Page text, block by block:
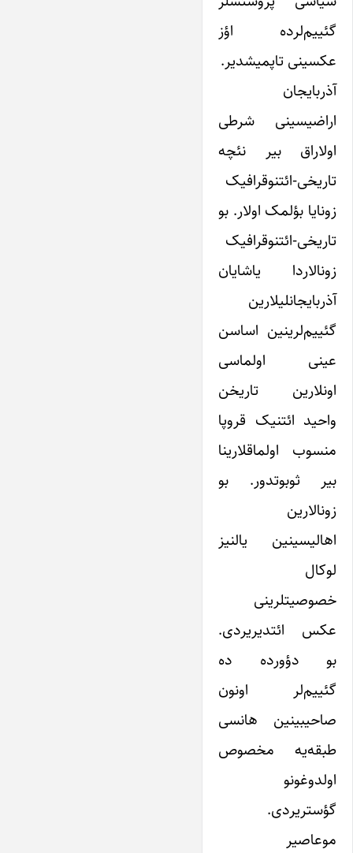
گئییم‌لرده اؤز
عکسینی تاپمیشدیر.
آذربایجان
اراضیسینی شرطی
اولاراق بیر نئچه
تاریخی-ائتنوقرافیک
زونایا بؤلمک اولار. بو
تاریخی-ائتنوقرافیک
زونالاردا یاشایان
آذربایجانلیلارین
گئییم‌لرینین اساسن
عینی اولماسی
اونلارین تاریخن
واحید ائتنیک قروپا
منسوب اولماقلارینا
بیر ثوبوتدور. بو
زونالارین
اهالیسینین یالنیز
لوکال
خصوصیتلرینی
عکس ائتدیریردی.
بو دؤورده ده
گئییم‌لر اونون
صاحیبینین هانسی
طبقه‌یه مخصوص
اولدوغونو
گؤستریردی.
موعاصیر